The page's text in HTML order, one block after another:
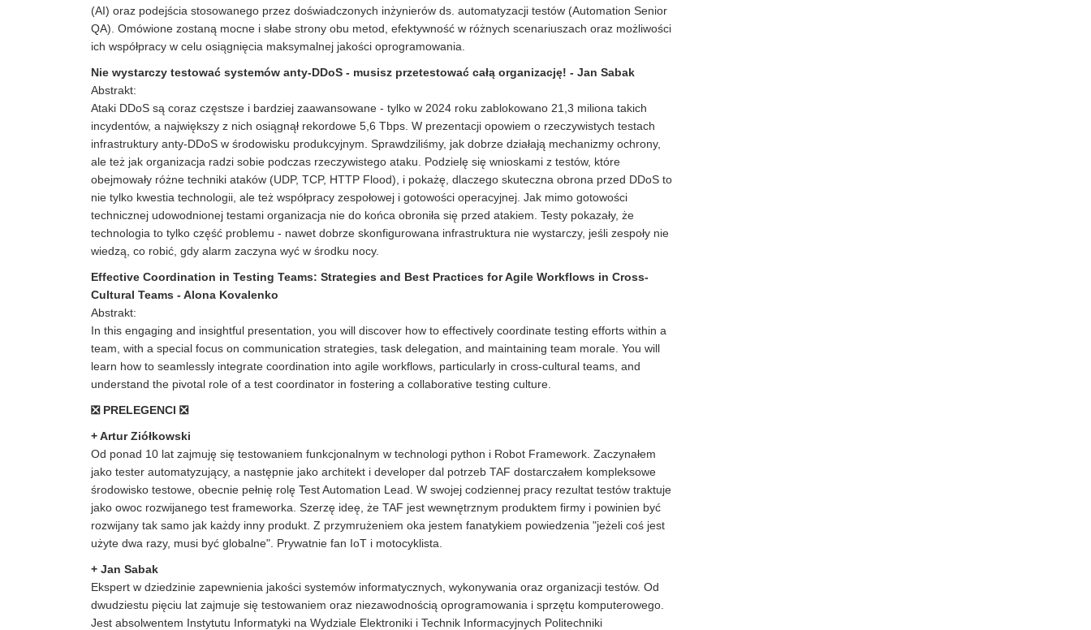
(AI) oraz podejścia stosowanego przez doświadczonych inżynierów ds. automatyzacji testów (Automation Senior
QA). Omówione zostaną mocne i słabe strony obu metod, efektywność w różnych scenariuszach oraz możliwości
ich współpracy w celu osiągnięcia maksymalnej jakości oprogramowania.
Nie wystarczy testować systemów anty-DDoS - musisz przetestować całą organizację! - Jan Sabak
Abstrakt:
Ataki DDoS są coraz częstsze i bardziej zaawansowane - tylko w 2024 roku zablokowano 21,3 miliona takich
incydentów, a największy z nich osiągnął rekordowe 5,6 Tbps. W prezentacji opowiem o rzeczywistych testach
infrastruktury anty-DDoS w środowisku produkcyjnym. Sprawdziliśmy, jak dobrze działają mechanizmy ochrony,
ale też jak organizacja radzi sobie podczas rzeczywistego ataku. Podzielę się wnioskami z testów, które
obejmowały różne techniki ataków (UDP, TCP, HTTP Flood), i pokażę, dlaczego skuteczna obrona przed DDoS to
nie tylko kwestia technologii, ale też współpracy zespołowej i gotowości operacyjnej. Jak mimo gotowości
technicznej udowodnionej testami organizacja nie do końca obroniła się przed atakiem. Testy pokazały, że
technologia to tylko część problemu - nawet dobrze skonfigurowana infrastruktura nie wystarczy, jeśli zespoły nie
wiedzą, co robić, gdy alarm zaczyna wyć w środku nocy.
Effective Coordination in Testing Teams: Strategies and Best Practices for Agile Workflows in Cross-
Cultural Teams - Alona Kovalenko
Abstrakt:
In this engaging and insightful presentation, you will discover how to effectively coordinate testing efforts within a
team, with a special focus on communication strategies, task delegation, and maintaining team morale. You will
learn how to seamlessly integrate coordination into agile workflows, particularly in cross-cultural teams, and
understand the pivotal role of a test coordinator in fostering a collaborative testing culture.
❎ PRELEGENCI ❎
+ Artur Ziółkowski
Od ponad 10 lat zajmuję się testowaniem funkcjonalnym w technologi python i Robot Framework. Zaczynałem
jako tester automatyzujący, a następnie jako architekt i developer dal potrzeb TAF dostarczałem kompleksowe
środowisko testowe, obecnie pełnię rolę Test Automation Lead. W swojej codziennej pracy rezultat testów traktuje
jako owoc rozwijanego test frameworka. Szerzę ideę, że TAF jest wewnętrznym produktem firmy i powinien być
rozwijany tak samo jak każdy inny produkt. Z przymrużeniem oka jestem fanatykiem powiedzenia "jeżeli coś jest
użyte dwa razy, musi być globalne". Prywatnie fan IoT i motocyklista.
+ Jan Sabak
Ekspert w dziedzinie zapewnienia jakości systemów informatycznych, wykonywania oraz organizacji testów. Od
dwudziestu pięciu lat zajmuje się testowaniem oraz niezawodnością oprogramowania i sprzętu komputerowego.
Jest absolwentem Instytutu Informatyki na Wydziale Elektroniki i Technik Informacyjnych Politechniki